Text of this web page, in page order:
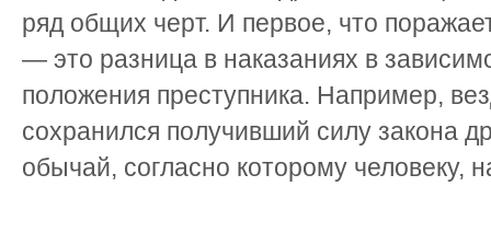
ряд общих черт. И первое, что
— это разница в наказаниях в
положения преступника. Например,
сохранился получивший силу закона
обычай, согласно которому человеку,